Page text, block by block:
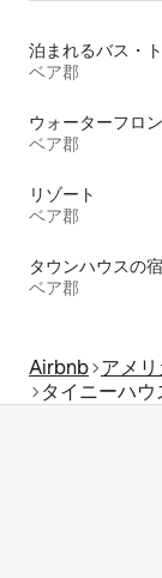
ベア郡
ベア郡
リゾート
ベア郡
タウンハウスの
ベア郡
Airbnb アメ
タイニーハ